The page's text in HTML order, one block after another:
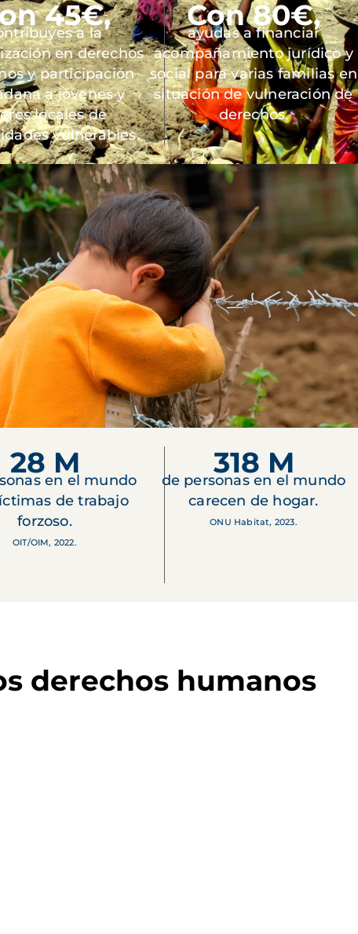
45€,
a la
en derechos
y participación
a jóvenes y
locales de
vulnerables.
Con 80€,
ayudas a financiar
acompañamiento jurídico y
social para varias familias en
situación de vulneración de
derechos.
28 M
en el mundo
de trabajo
forzoso.
OIT/OIM, 2022.
318 M
de personas en el mundo
carecen de hogar.
ONU Habitat, 2023.
derechos humanos